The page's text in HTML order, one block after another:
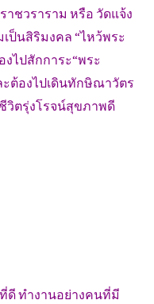
ชวราราม หรือ วัดแจ้ง
ป็นสิริมงคล “ไหว้พระ
ไปสักการะ“พระ
ะต้องไปเดินทักษิณาวัตร
ชีวิตรุ่งโรจน์สุขภาพดี
ดี ทำงานอย่างคนที่มี